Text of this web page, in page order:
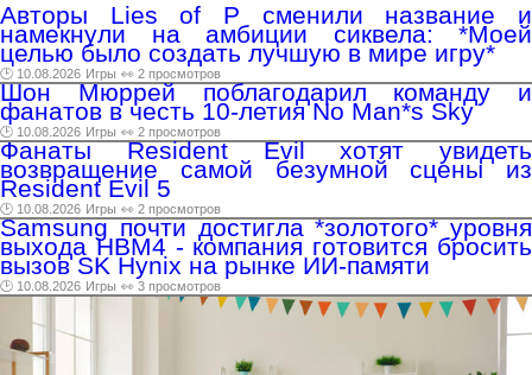
Авторы Lies of P сменили название и
намекнули на амбиции сиквела: *Моей
целью было создать лучшую в мире игру*
🕑 10.08.2026 Игры 👀 2 просмотров
Шон Мюррей поблагодарил команду и
фанатов в честь 10-летия No Man*s Sky
🕑 10.08.2026 Игры 👀 2 просмотров
Фанаты Resident Evil хотят увидеть
возвращение самой безумной сцены из
Resident Evil 5
🕑 10.08.2026 Игры 👀 2 просмотров
Samsung почти достигла *золотого* уровня
выхода HBM4 - компания готовится бросить
вызов SK Hynix на рынке ИИ-памяти
🕑 10.08.2026 Игры 👀 3 просмотров